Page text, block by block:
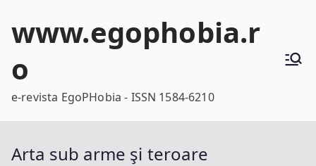
www.egophobia.r
o
e-revista EgoPHobia - ISSN 1584-6210
Arta sub arme şi teroare